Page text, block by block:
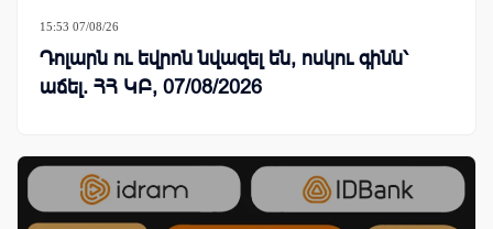
15:53 07/08/26
Դոլարն ու եվրոն նվազել են, ոսկու գինն՝
աճել. ՀՀ ԿԲ, 07/08/2026